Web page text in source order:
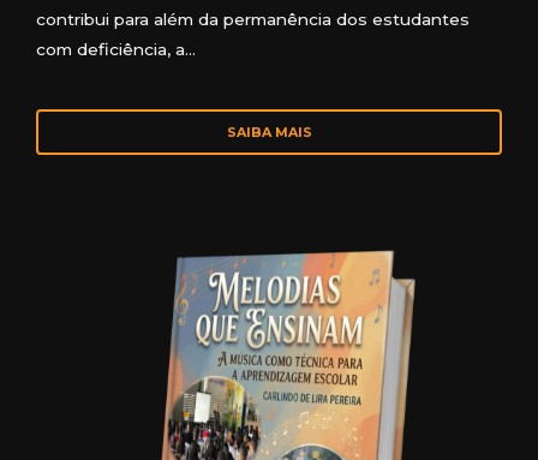
contribui para além da permanência dos estudantes
com deficiência, a…
SAIBA MAIS